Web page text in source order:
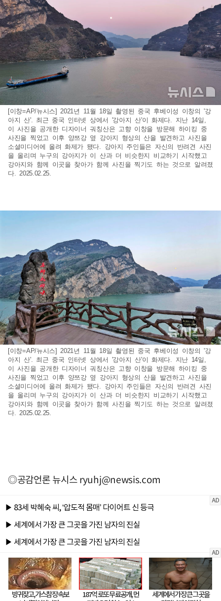
[이창=AP/뉴시스] 2021년 11월 18일 촬영된 중국 후베이성 이창의 '강
아지 산'. 최근 중국 인터넷 상에서 '강아지 산'이 화제다. 지난 14일,
이 사진을 공개한 디자이너 궈칭산은 고향 이창을 방문해 하이킹 중
사진을 찍었고 이후 양쯔강 옆 강아지 형상의 산을 발견하고 사진을
소셜미디어에 올려 화제가 됐다. 강아지 주인들은 자신의 반려견 사진
을 올리며 누구의 강아지가 이 산과 더 비슷한지 비교하기 시작했고
강아지와 함께 이곳을 찾아가 함께 사진을 찍기도 하는 것으로 알려졌
다. 2025.02.25.
[이창=AP/뉴시스] 2021년 11월 18일 촬영된 중국 후베이성 이창의 '강
아지 산'. 최근 중국 인터넷 상에서 '강아지 산'이 화제다. 지난 14일,
이 사진을 공개한 디자이너 궈칭산은 고향 이창을 방문해 하이킹 중
사진을 찍었고 이후 양쯔강 옆 강아지 형상의 산을 발견하고 사진을
소셜미디어에 올려 화제가 됐다. 강아지 주인들은 자신의 반려견 사진
을 올리며 누구의 강아지가 이 산과 더 비슷한지 비교하기 시작했고
강아지와 함께 이곳을 찾아가 함께 사진을 찍기도 하는 것으로 알려졌
다. 2025.02.25.
◎공감언론 뉴시스ryuhj@newsis.com